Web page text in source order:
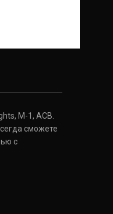
M-1, ACB.
сможете
с